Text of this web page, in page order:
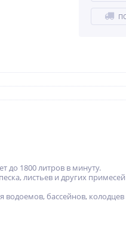
до 1800 литров в минуту.
листьев и других
водоемов, бассейнов,